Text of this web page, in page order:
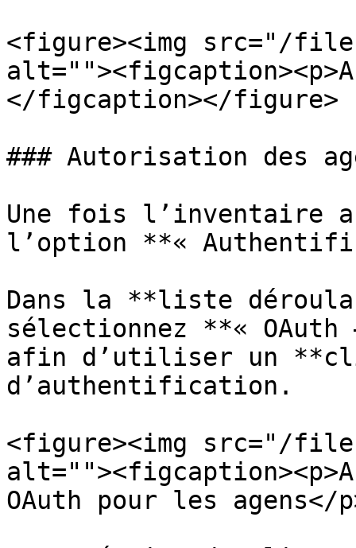
<figure><img src="/files/
</figcaption></figure>
### Autorisation des
Une fois l’inventaire
l’option **«
Dans la **liste
sélectionnez **«
afin d’utiliser un
d’authentification.
<figure><img src="/
OAuth pour les